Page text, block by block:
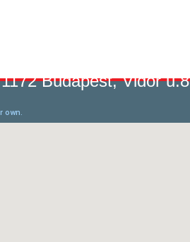
1172 Budapest, Vidor u.8